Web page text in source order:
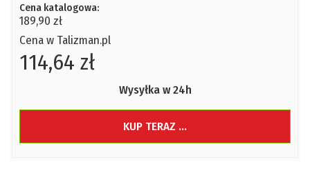
Cena katalogowa:
189,90 zł
Cena w Talizman.pl
114,64 zł
Wysyłka w 24h
KUP TERAZ ...